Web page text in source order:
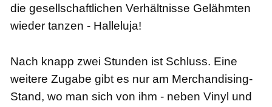
die gesellschaftlichen Verhältnisse Gelähmten
wieder tanzen - Halleluja!
Nach knapp zwei Stunden ist Schluss. Eine
weitere Zugabe gibt es nur am Merchandising-
Stand, wo man sich von ihm - neben Vinyl und